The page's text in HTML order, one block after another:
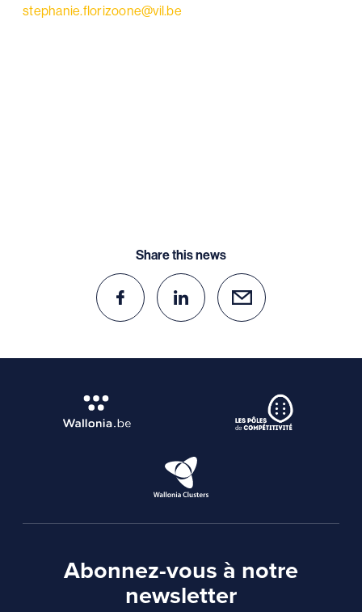
stephanie.florizoone@vil.be
Share this news
Abonnez-vous à notre
newsletter